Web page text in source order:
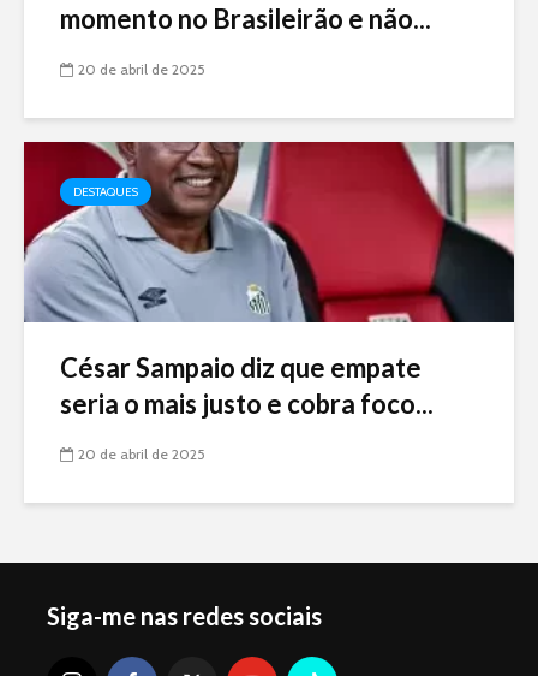
momento no Brasileirão e não...
20 de abril de 2025
DESTAQUES
César Sampaio diz que empate
seria o mais justo e cobra foco...
20 de abril de 2025
Siga-me nas redes sociais